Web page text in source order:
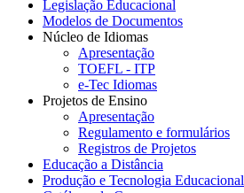
Legislação Educacional
Modelos de Documentos
Núcleo de Idiomas
Apresentação
TOEFL - ITP
e-Tec Idiomas
Projetos de Ensino
Apresentação
Regulamento e formulários
Registros de Projetos
Educação a Distância
Produção e Tecnologia Educacional